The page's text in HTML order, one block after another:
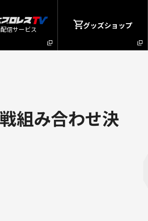
信サービス グッズショップ
組み合わせ決